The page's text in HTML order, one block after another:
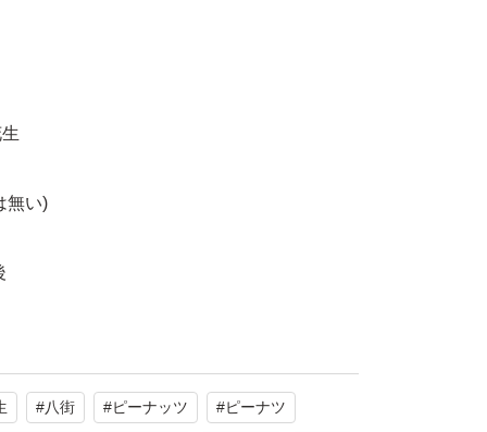
無い)
ます。
#八街 #ピーナッツ #ピーナツ